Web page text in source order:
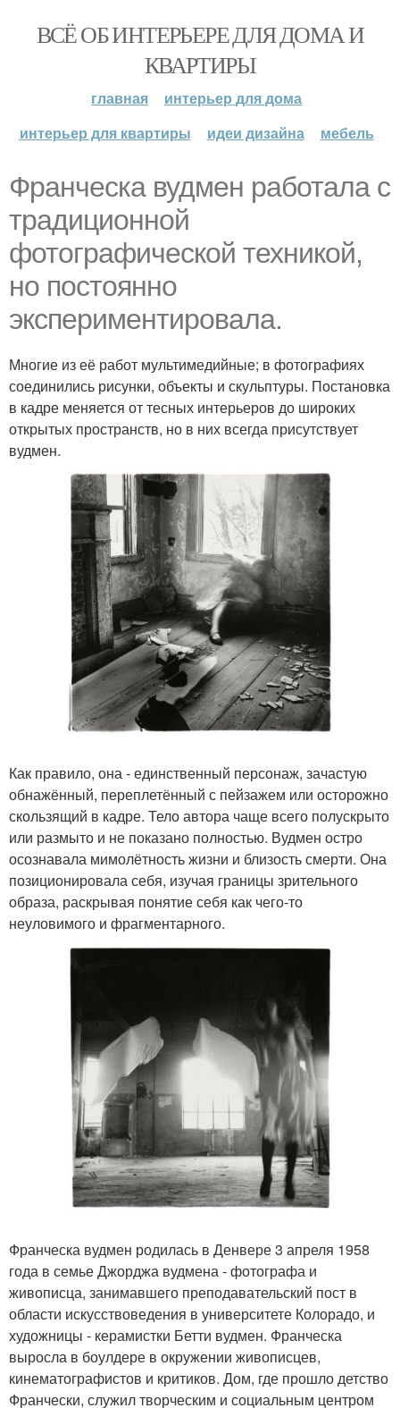
ВСЁ ОБ ИНТЕРЬЕРЕ ДЛЯ ДОМА И
КВАРТИРЫ
главная
интерьер для дома
интерьер для квартиры
идеи дизайна мебель
Франческа вудмен работала с
традиционной
фотографической техникой,
но постоянно
экспериментировала.
Многие из её работ мультимедийные; в фотографиях
соединились рисунки, объекты и скульптуры. Постановка
в кадре меняется от тесных интерьеров до широких
открытых пространств, но в них всегда присутствует
вудмен.
Как правило, она - единственный персонаж, зачастую
обнажённый, переплетённый с пейзажем или осторожно
скользящий в кадре. Тело автора чаще всего полускрыто
или размыто и не показано полностью. Вудмен остро
осознавала мимолётность жизни и близость смерти. Она
позиционировала себя, изучая границы зрительного
образа, раскрывая понятие себя как чего-то
неуловимого и фрагментарного.
Франческа вудмен родилась в Денвере 3 апреля 1958
года в семье Джорджа вудмена - фотографа и
живописца, занимавшего преподавательский пост в
области искусствоведения в университете Колорадо, и
художницы - керамистки Бетти вудмен. Франческа
выросла в боулдере в окружении живописцев,
кинематографистов и критиков. Дом, где прошло детство
Франчески, служил творческим и социальным центром